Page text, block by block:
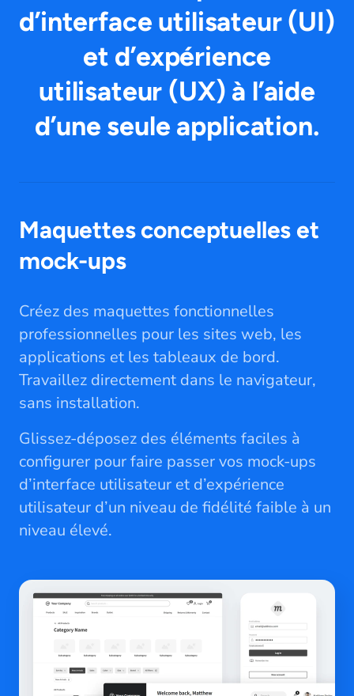
d’interface utilisateur (UI)
et d’expérience
utilisateur (UX) à l’aide
d’une seule application.
Maquettes conceptuelles et
mock-ups
Créez des maquettes fonctionnelles
professionnelles pour les sites web, les
applications et les tableaux de bord.
Travaillez directement dans le navigateur,
sans installation.
Glissez-déposez des éléments faciles à
configurer pour faire passer vos mock-ups
d’interface utilisateur et d’expérience
utilisateur d’un niveau de fidélité faible à un
niveau élevé.